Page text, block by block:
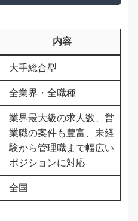
内容
大手総合型
全業界・全職種
業界最大級の求人数、営
業職の案件も豊富、未経
験から管理職まで幅広い
ポジションに対応
全国